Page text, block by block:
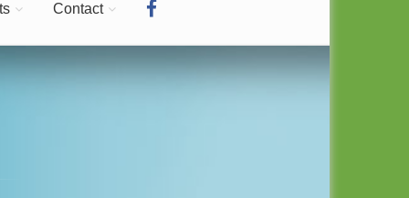
Contact